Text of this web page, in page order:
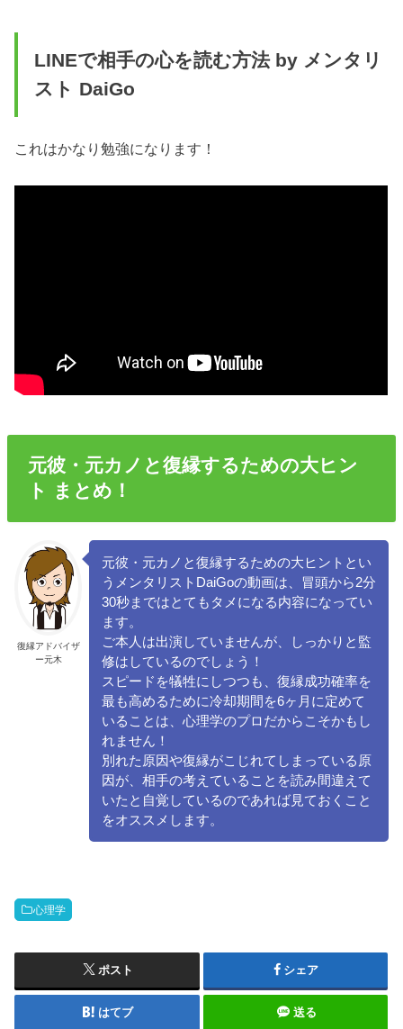
LINEで相手の心を読む方法 by メンタリ
スト DaiGo
これはかなり勉強になります！
元彼・元カノと復縁するための大ヒン
ト まとめ！
復縁アドバイザ
ー元木
元彼・元カノと復縁するための大ヒントとい
うメンタリストDaiGoの動画は、冒頭から2分
30秒まではとてもタメになる内容になってい
ます。
ご本人は出演していませんが、しっかりと監
修はしているのでしょう！
スピードを犠牲にしつつも、復縁成功確率を
最も高めるために冷却期間を6ヶ月に定めて
いることは、心理学のプロだからこそかもし
れません！
別れた原因や復縁がこじれてしまっている原
因が、相手の考えていることを読み間違えて
いたと自覚しているのであれば見ておくこと
をオススメします。
心理学
ポスト シェア
はてブ 送る